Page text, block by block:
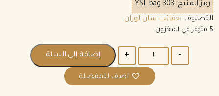
رمز المنتج: YSL bag 303
التصنيف: حقائب سان لوران
5 متوفر في المخزون
إضافة إلى السلة
اضف للمفضلة